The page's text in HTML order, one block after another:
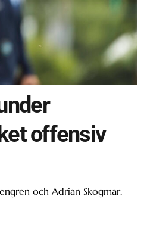
offensiv
och Adrian Skogmar.